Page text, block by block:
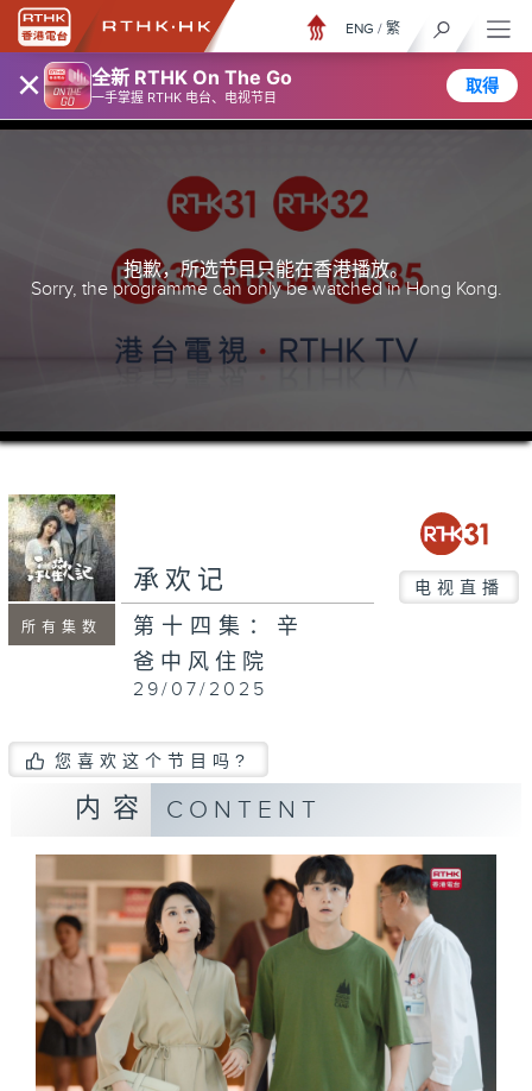
× 全新 RTHK On The Go
一手掌握 RTHK 电台、电视节目
取得
ENG / 繁
抱歉，所选节目只能在香港播放。
Sorry, the programme can only be watched in Hong Kong.
所有集数
承欢记 电视直播
第十四集：辛
爸中风住院
29/07/2025
您喜欢这个节目吗?
内容 CONTENT